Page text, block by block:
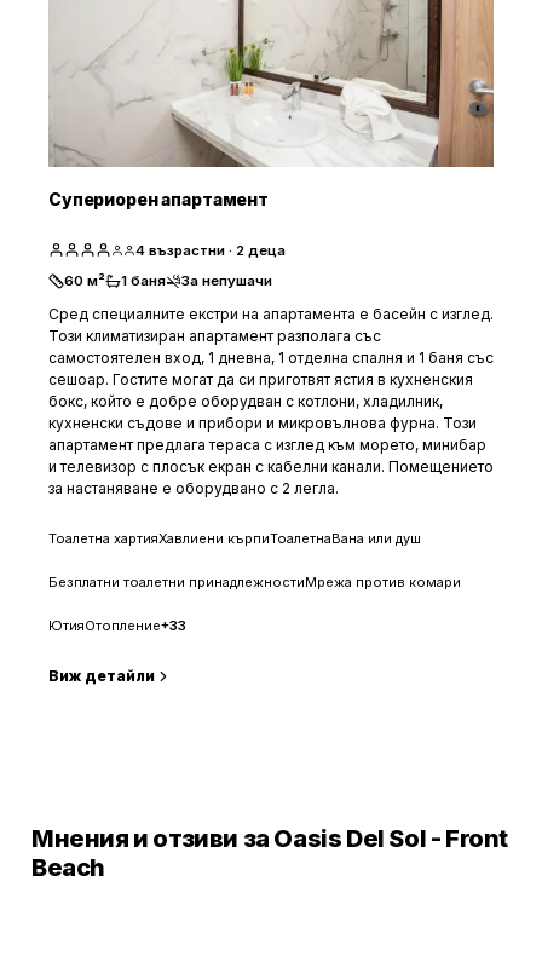
Супериорен апартамент
4 възрастни · 2 деца
60 м² 1 баня За непушачи
Сред специалните екстри на апартамента е басейн с изглед.
Този климатизиран апартамент разполага със
самостоятелен вход, 1 дневна, 1 отделна спалня и 1 баня със
сешоар. Гостите могат да си приготвят ястия в кухненския
бокс, който е добре оборудван с котлони, хладилник,
кухненски съдове и прибори и микровълнова фурна. Този
апартамент предлага тераса с изглед към морето, минибар
и телевизор с плосък екран с кабелни канали. Помещението
за настаняване е оборудвано с 2 легла.
Тоалетна хартияХавлиени кърпиТоалетнаВана или душ
Безплатни тоалетни принадлежностиМрежа против комари
ЮтияОтопление+33
Виж детайли
Мнения и отзиви за Oasis Del Sol - Front
Beach